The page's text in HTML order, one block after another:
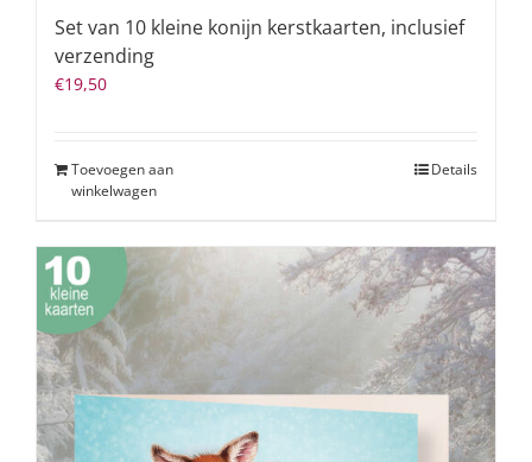
Set van 10 kleine konijn kerstkaarten, inclusief
verzending
€19,50
Toevoegen aan
winkelwagen
Details